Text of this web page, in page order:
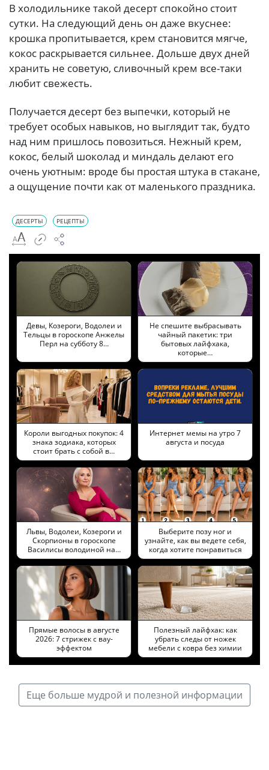
В холодильнике такой десерт спокойно стоит
сутки. На следующий день он даже вкуснее:
крошка пропитывается, крем становится мягче,
кокос раскрывается сильнее. Дольше двух дней
хранить не советую, сливочный крем все-таки
любит свежесть.
Получается десерт без выпечки, который не
требует особых навыков, но выглядит так, будто
над ним пришлось повозиться. Нежный крем,
кокос, белый шоколад и миндаль делают его
очень уютным: вроде бы простая штука в стакане,
а ощущение почти как от маленького праздника.
ДЕСЕРТЫ РЕЦЕПТЫ
Девы, Козероги, Водолеи и
Тельцы в гороскопе Анжелы
Перл на субботу 8…
Не спешите выбрасывать
чайный пакетик: три
бытовых лайфхака,
которые…
Короли выгодных покупок: 4
знака зодиака, которых
стоит брать с собой в…
Интернет мемы на утро 7
августа и посуда
Львы, Водолеи, Козероги и
Скорпионы в гороскопе
Василисы володиной на…
Выберите позу ног и
узнайте, как вы ведете себя,
когда хотите понравиться
Прямые волосы в августе
2026: 7 стрижек с вау-
эффектом
Полезный лайфхак: как
убрать следы от ножек
мебели с ковра без химии
Еще больше мудрой и полезной информации